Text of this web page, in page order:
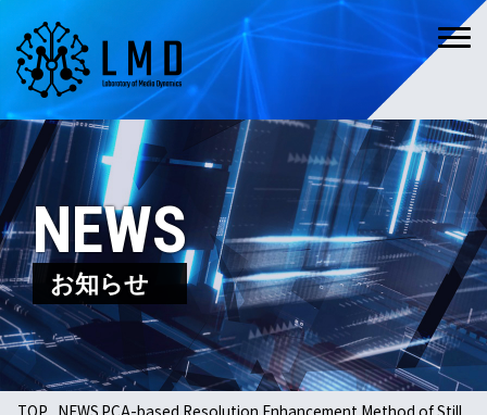
NEWS
お知らせ
TOP NEWS PCA-based Resolution Enhancement Method of Still